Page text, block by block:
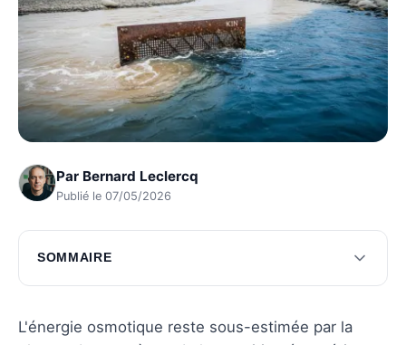
Par Bernard Leclercq
Publié le 07/05/2026
SOMMAIRE
Les atouts de l'énergie osmotique
Les défis et obstacles
L'énergie osmotique reste sous-estimée par la